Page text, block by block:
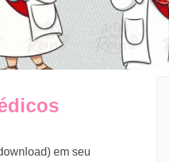
em seu